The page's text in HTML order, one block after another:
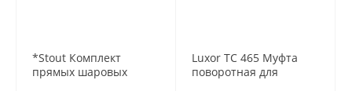
*Stout Комплект
прямых шаровых
Luxor TC 465 Муфта
поворотная для